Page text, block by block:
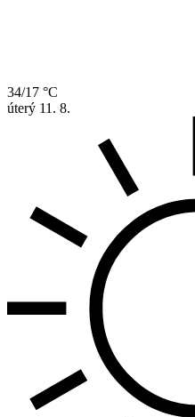
34/17 °C
úterý 11. 8.